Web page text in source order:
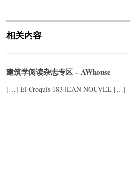
相关内容
建筑学阅读杂志专区 – AWhouse
[…] El Croquis 183 JEAN NOUVEL […]